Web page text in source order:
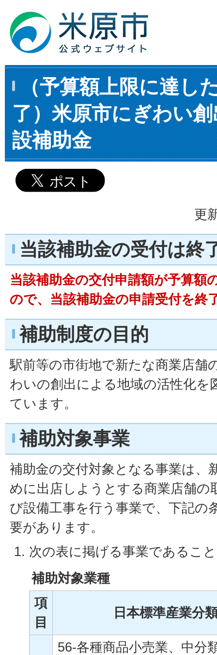
（予算額上限に達し
了）米原市にぎわい
設補助金
更
当該補助金の受付は終
当該補助金の交付申請額が予算額
ので、当該補助金の申請受付を終
補助制度の目的
駅前等の市街地で新たな商業店舗
わいの創出による地域の活性化を
ています。
補助対象事業
補助金の交付対象となる事業は、
めに出店しようとする商業店舗の
び設備工事を行う事業で、下記の
要があります。
次の表に掲げる事業であるこ
補助対象業種
項
目
日本標準産業分
56-各種商品小売業、中分